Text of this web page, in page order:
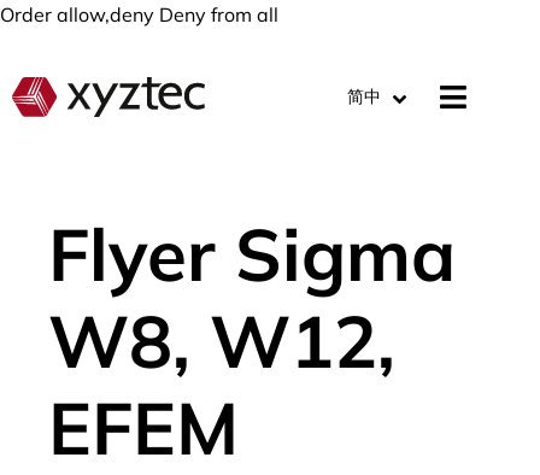
Order allow,deny Deny from all
简中
Flyer Sigma
W8, W12,
EFEM